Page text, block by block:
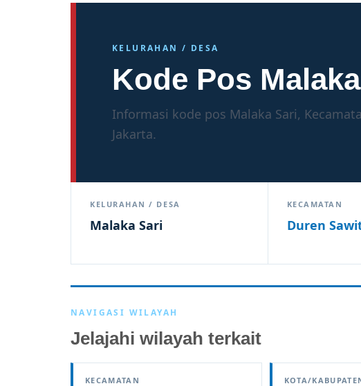
KELURAHAN / DESA
Kode Pos
Informasi kode pos Malaka Sari,
Jakarta.
KELURAHAN / DESA
Malaka Sari
KECAMATAN
Duren
NAVIGASI WILAYAH
Jelajahi wilayah terkait
KECAMATAN KOTA/